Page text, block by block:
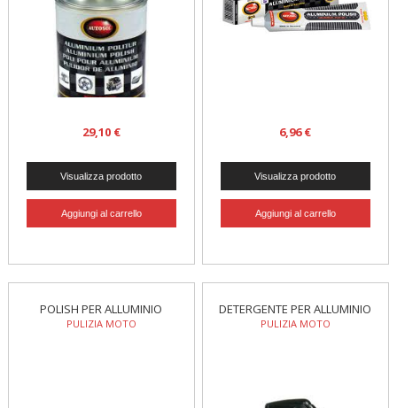
29,10 € 6,96 €
POLISH PER ALLUMINIO
PULIZIA MOTO
DETERGENTE PER ALLUMINIO
PULIZIA MOTO